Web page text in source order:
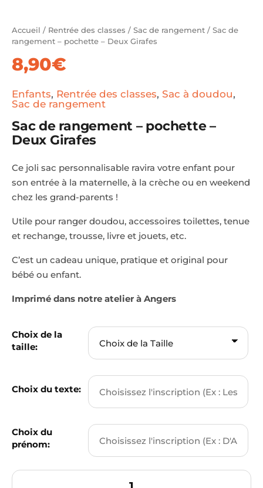
Accueil / Rentrée des classes / Sac de rangement / Sac de
rangement – pochette – Deux Girafes
8,90€
Enfants, Rentrée des classes, Sac à doudou,
Sac de rangement
Sac de rangement – pochette –
Deux Girafes
Ce joli sac personnalisable ravira votre enfant pour
son entrée à la maternelle, à la crèche ou en weekend
chez les grand-parents !
Utile pour ranger doudou, accessoires toilettes, tenue
et rechange, trousse, livre et jouets, etc.
C’est un cadeau unique, pratique et original pour
bébé ou enfant.
Imprimé dans notre atelier à Angers
Choix de la
taille:
Choix du texte:
Choix du
prénom: